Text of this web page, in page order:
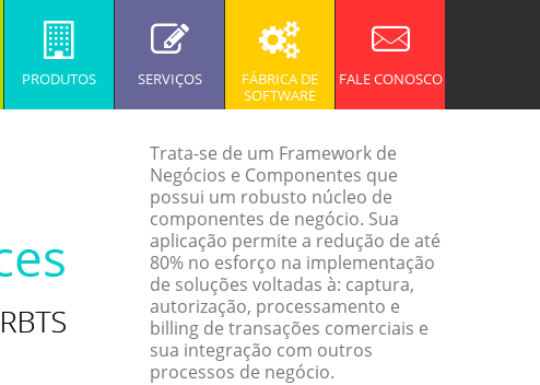
PRODUTOS SERVIÇOS
FÁBRICA DE
SOFTWARE
FALE CONOSCO
Trata-se de um Framework de
Negócios e Componentes que
possui um robusto núcleo de
componentes de negócio. Sua
aplicação permite a redução de até
80% no esforço na implementação
de soluções voltadas à: captura,
autorização, processamento e
billing de transações comerciais e
sua integração com outros
processos de negócio.